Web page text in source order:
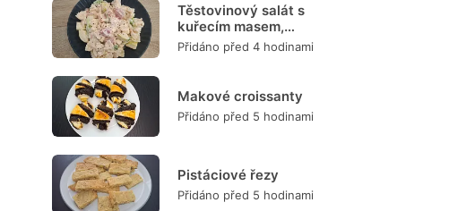
Těstovinový salát s
kuřecím masem,
zeleninou a
dresinkem
Přidáno před 4 hodinami
Makové croissanty
Přidáno před 5 hodinami
Pistáciové řezy
Přidáno před 5 hodinami